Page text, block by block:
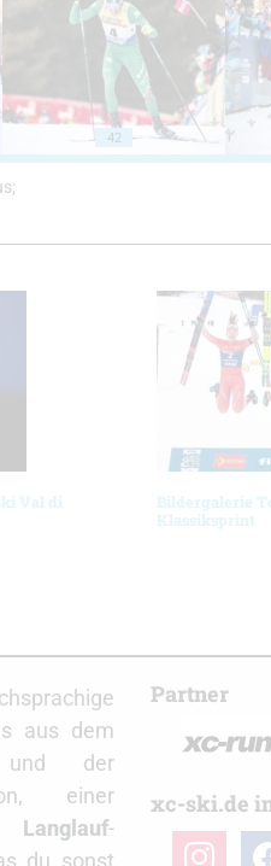
42
Val di
Bildergalerie
Klassiksprint
aus dem
und der
einer
Langlauf-
du sonst
Partner
xc-ski.de
instagram